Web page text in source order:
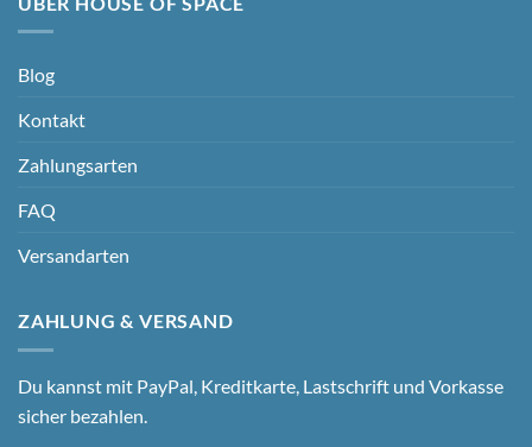
Blog
Kontakt
Zahlungsarten
FAQ
Versandarten
ZAHLUNG & VERSAND
Du kannst mit PayPal, Kreditkarte, Lastschrift und Vorkasse
sicher bezahlen.